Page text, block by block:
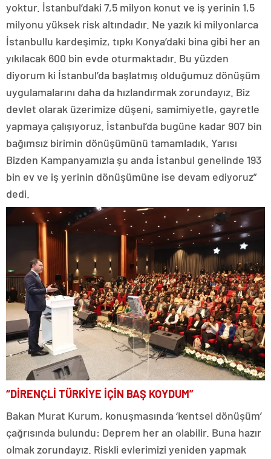
yoktur. İstanbul’daki 7,5 milyon konut ve iş yerinin 1,5
milyonu yüksek risk altındadır. Ne yazık ki milyonlarca
İstanbullu kardeşimiz, tıpkı Konya’daki bina gibi her an
yıkılacak 600 bin evde oturmaktadır. Bu yüzden
diyorum ki İstanbul’da başlatmış olduğumuz dönüşüm
uygulamalarını daha da hızlandırmak zorundayız. Biz
devlet olarak üzerimize düşeni, samimiyetle, gayretle
yapmaya çalışıyoruz. İstanbul’da bugüne kadar 907 bin
bağımsız birimin dönüşümünü tamamladık. Yarısı
Bizden Kampanyamızla şu anda İstanbul genelinde 193
bin ev ve iş yerinin dönüşümüne ise devam ediyoruz”
dedi.
“DİRENÇLİ TÜRKİYE İÇİN BAŞ KOYDUM”
Bakan Murat Kurum, konuşmasında ‘kentsel dönüşüm’
çağrısında bulundu: Deprem her an olabilir. Buna hazır
olmak zorundayız. Riskli evlerimizi yeniden yapmak